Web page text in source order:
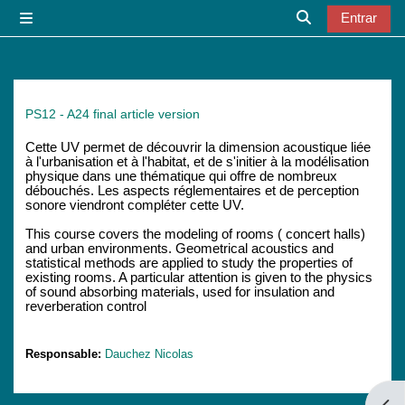
Alternar a
Entrar
PS12 - A24 final article version
Cette UV permet de découvrir la dimension acoustique liée
à l'urbanisation et à l'habitat, et de s'initier à la modélisation
physique dans une thématique qui offre de nombreux
débouchés. Les aspects réglementaires et de perception
sonore viendront compléter cette UV.
This course covers the modeling of rooms ( concert halls)
and urban environments. Geometrical acoustics and
statistical methods are applied to study the properties of
existing rooms. A particular attention is given to the physics
of sound absorbing materials, used for insulation and
reverberation control
Responsable: Dauchez Nicolas